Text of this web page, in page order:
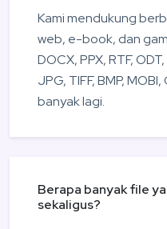
Kami mendukung
web, e-book, dan
DOCX, PPX, RTF,
JPG, TIFF, BMP,
banyak lagi.
Berapa banyak file
sekaligus?